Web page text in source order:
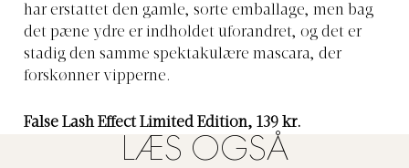
har erstattet den gamle, sorte emballage, men bag
det pæne ydre er indholdet uforandret, og det er
stadig den samme spektakulære mascara, der
forskønner vipperne.
False Lash Effect Limited Edition, 139 kr.
LÆS OGSÅ